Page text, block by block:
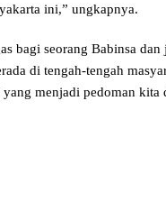
ini,” ungkapnya.
bagi seorang Babinsa
di tengah-tengah
menjadi pedoman kita